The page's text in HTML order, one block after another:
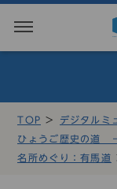
TOP
デジタルミ
ひょうご歴史の道
名所めぐり：有馬道
MENU
テキスト